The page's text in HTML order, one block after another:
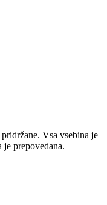
Vsa vsebina je
je prepovedana.